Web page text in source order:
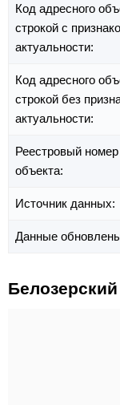
Код адресного
строкой с
актуальности:
Код адресного
строкой без
актуальности:
Реестровый номер
объекта:
Источник данных:
Данные